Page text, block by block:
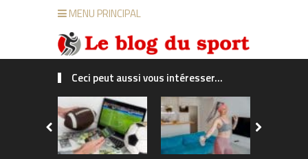
MENU PRINCIPAL
Ceci peut aussi vous intéresser...